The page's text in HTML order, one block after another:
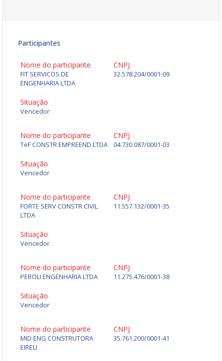
Participantes
Nome do participante
FIT SERVICOS DE
ENGENHARIA LTDA
CNPJ
32.578.204/0001-09
Situação
Vencedor
Nome do participante
TeF CONSTR EMPREEND LTDA
CNPJ
04.730.087/0001-03
Situação
Vencedor
Nome do participante
FORTE SERV CONSTR CIVIL
LTDA
CNPJ
11.557.132/0001-35
Situação
Vencedor
Nome do participante
PEROLI ENGENHARIA LTDA
CNPJ
11.275.476/0001-38
Situação
Vencedor
Nome do participante
MID ENG CONSTRUTORA
EIRELI
CNPJ
35.761.200/0001-41